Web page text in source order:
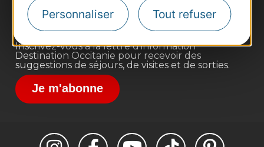
Personnaliser Tout refuser
Voyagistes
Destination Sport
Inscrivez-vous à la lettre d'information
Destination Occitanie pour recevoir des
suggestions de séjours, de visites et de sorties.
Je m'abonne